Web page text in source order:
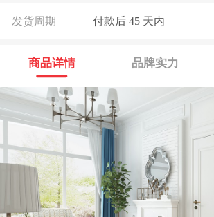
发货周期 付款后45 天内
商品详情 品牌实力